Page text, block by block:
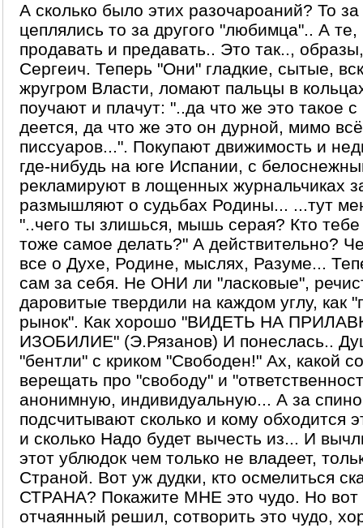
А сколько было этих разочароаний? То за
цеплялись то за другого "любимца".. А
продавать и предавать.. Это так..,
Сергеич. Теперь "Они" гладкие, сытые,
жругром Власти, ломают пальцы в
поучают и плачут: "..да что же это такое
деется, да что же это он дурной, мимо всё
писсуаров...". Покупают движимость и
где-нибудь на юге Испании, с
рекламируют в лощенных журнальчиках
размышляют о судьбах Родины... ...тут
"..чего ты злишься, мышь серая? Кто
тоже самое делать?" А действительно?
все о Духе, Родине, мыслях, Разуме...
сам за себя. Не ОНИ ли "ласковые",
даровитые твердили на каждом углу, как
рынок". Как хорошо "ВИДЕТЬ НА
ИЗОБИЛИЕ" (Э.Рязанов) И понеслась..
"бентли" с криком "Свободен!" Ах, какой
верещать про "свободу" и
анонимную, индивидуальную... А за
подсчитывают сколько и кому обходится
и сколько Надо будет вычесть из... И
этот ублюдок чем только не владеет,
Страной. Вот уж дудки, кто осмелиться
СТРАНА? Покажите МНЕ это чудо. Но вот
отчаянный решил, сотворить это чудо,